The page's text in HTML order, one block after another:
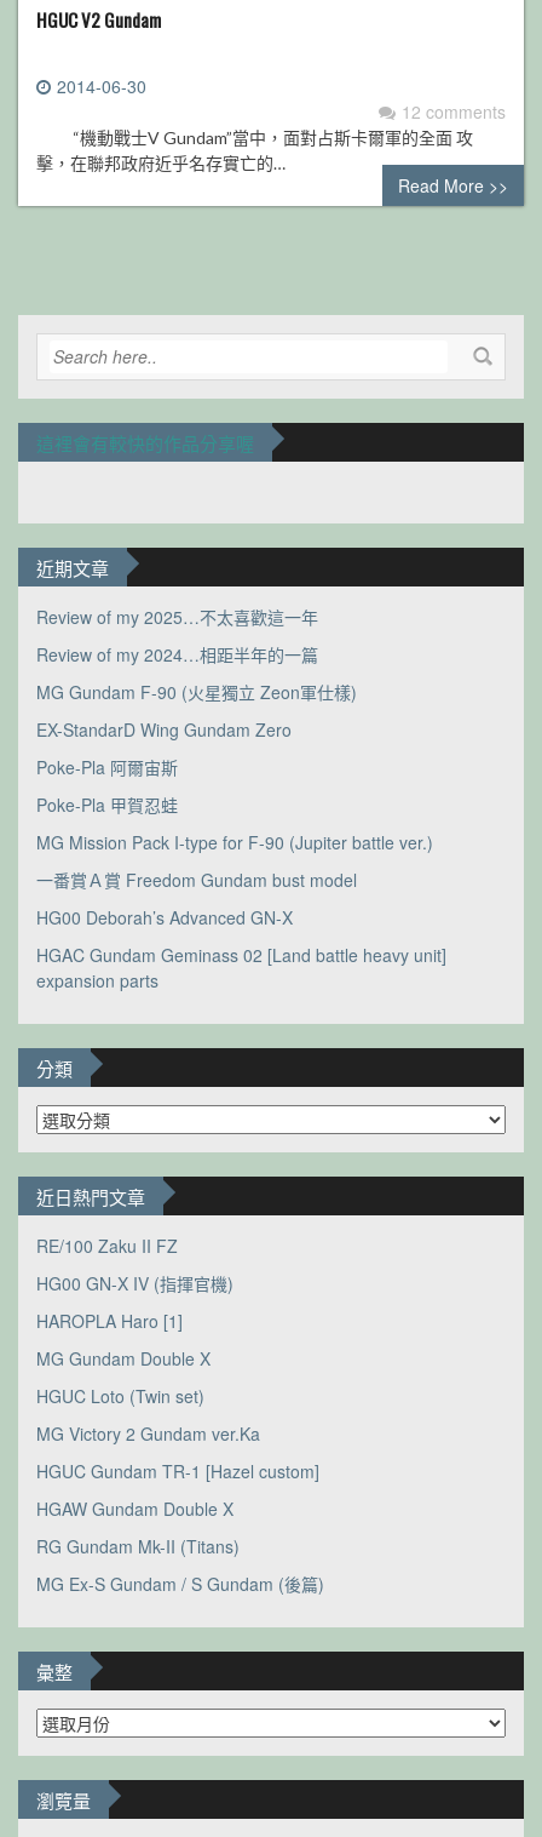
HGUC V2 Gundam
2014-06-30
12 comments
“機動戰士V Gundam”當中，面對占斯卡爾軍的全面 攻
擊，在聯邦政府近乎名存實亡的…
Read More >>
這裡會有較快的作品分享喔
近期文章
Review of my 2025…不太喜歡這一年
Review of my 2024…相距半年的一篇
MG Gundam F-90 (火星獨立 Zeon軍仕樣)
EX-StandarD Wing Gundam Zero
Poke-Pla 阿爾宙斯
Poke-Pla 甲賀忍蛙
MG Mission Pack I-type for F-90 (Jupiter battle ver.)
一番賞Ａ賞 Freedom Gundam bust model
HG00 Deborah’s Advanced GN-X
HGAC Gundam Geminass 02 [Land battle heavy unit]
expansion parts
分類
分
類
近日熱門文章
RE/100 Zaku II FZ
HG00 GN-X IV (指揮官機)
HAROPLA Haro [1]
MG Gundam Double X
HGUC Loto (Twin set)
MG Victory 2 Gundam ver.Ka
HGUC Gundam TR-1 [Hazel custom]
HGAW Gundam Double X
RG Gundam Mk-II (Titans)
MG Ex-S Gundam / S Gundam (後篇)
彙整
彙
整
瀏覽量